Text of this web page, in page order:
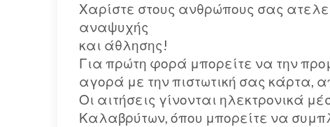
Χαρίστε στους ανθρώπους σας
αναψυχής
και άθλησης!
Για πρώτη φορά μπορείτε να την
αγορά με την πιστωτική σας κάρτα,
Οι αιτήσεις γίνονται ηλεκτρονικά
Καλαβρύτων, όπου μπορείτε να